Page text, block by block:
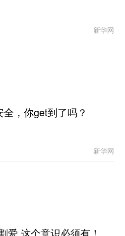
新华网
，你get到了吗？
新华网
爱 这个意识必须有！